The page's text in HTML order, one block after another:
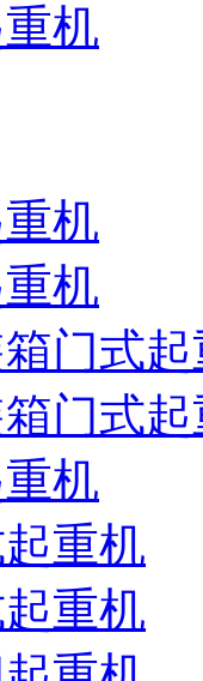
机
机
机
门式
门式
机
重机
重机